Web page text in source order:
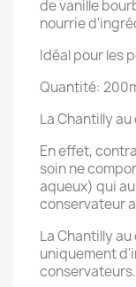
de vanille
nourrie
Idéal pour les
Quantité:
La Chantilly
En effet,
soin ne
aqueux) qui
conservateur
La Chantilly
uniquement
conservateurs.